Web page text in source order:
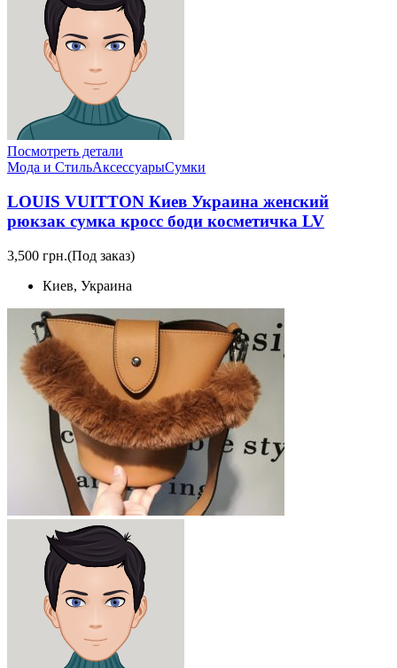
Посмотреть детали
Мода и СтильАксессуарыСумки
LOUIS VUITTON Киев Украина женский
рюкзак сумка кросс боди косметичка LV
3,500 грн.(Под заказ)
Киев, Украина